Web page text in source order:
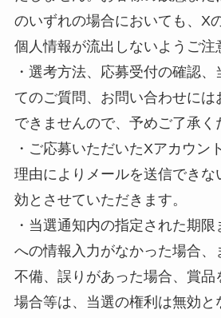
のいずれの場合においても、X
個人情報が流出しないようご注
・選考方法、応募受付の確認
てのご質問、お問い合わせには
できませんので、予めご了承く
・ご応募いただいたXアカウン
理由によりメールを送信できな
効とさせていただきます。
・当選通知内の指定された期
への情報入力がなかった場合、
不備、誤りがあった場合、賞品
場合等は、当選の権利は無効と